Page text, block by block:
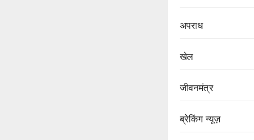
अपराध
खेल
जीवनमंत्र
ब्रेकिंग न्यूज़